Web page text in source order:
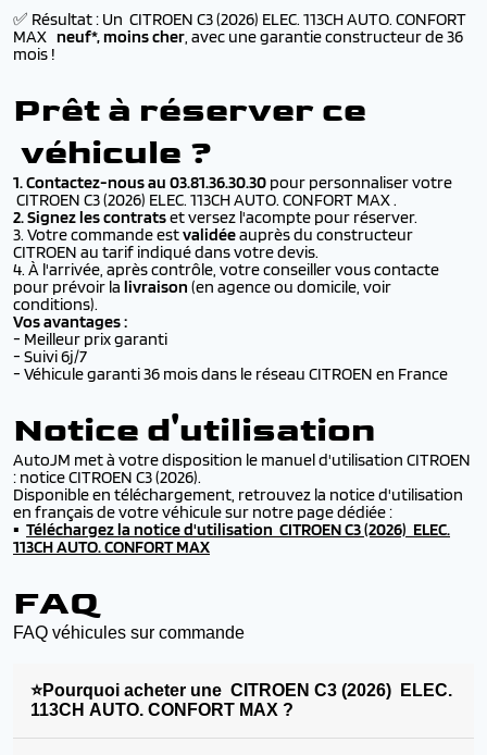
✅ Résultat : Un CITROEN C3 (2026) ELEC. 113CH AUTO. CONFORT
MAX neuf*, moins cher, avec une garantie constructeur de 36
mois !
Prêt à réserver ce
véhicule ?
1. Contactez-nous au 03.81.36.30.30 pour personnaliser votre
CITROEN C3 (2026) ELEC. 113CH AUTO. CONFORT MAX .
2. Signez les contratset versez l'acompte pour réserver.
3. Votre commande estvalidéeauprès du constructeur
CITROEN au tarif indiqué dans votre devis.
4. À l'arrivée, après contrôle, votre conseiller vous contacte
pour prévoir la livraison (en agence ou domicile, voir
conditions).
Vos avantages :
- Meilleur prix garanti
- Suivi 6j/7
- Véhicule garanti 36 mois dans le réseau CITROEN en France
Notice d'utilisation
AutoJM met à votre disposition le manuel d'utilisation CITROEN
: notice CITROEN C3 (2026).
Disponible en téléchargement, retrouvez la notice d'utilisation
en français de votre véhicule sur notre page dédiée :
▪️ Téléchargez la notice d'utilisation CITROEN C3 (2026) ELEC.
113CH AUTO. CONFORT MAX
FAQ
FAQ véhicules sur commande
⭐Pourquoi acheter une CITROEN C3 (2026) ELEC.
113CH AUTO. CONFORT MAX ?